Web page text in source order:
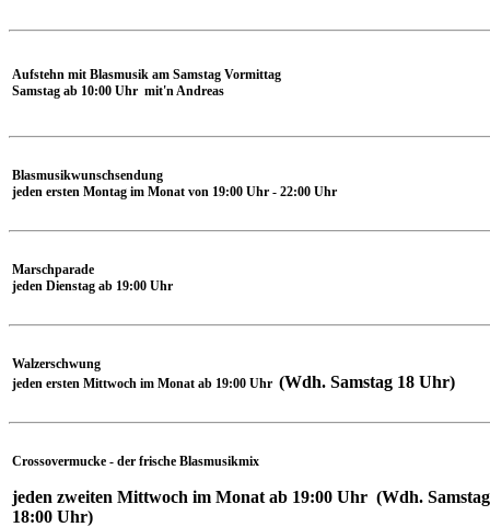
Aufstehn mit Blasmusik am Samstag Vormittag
Samstag ab 10:00 Uhr mit'n Andreas
Blasmusikwunschsendung
jeden ersten Montag im Monat von 19:00 Uhr - 22:00 Uhr
Marschparade
jeden Dienstag ab 19:00 Uhr
Walzerschwung
jeden ersten Mittwoch im Monat ab 19:00 Uhr (Wdh. Samstag 18 Uhr)
Crossovermucke - der frische Blasmusikmix
jeden zweiten Mittwoch im Monat ab 19:00 Uhr (Wdh. Samstag
18:00 Uhr)